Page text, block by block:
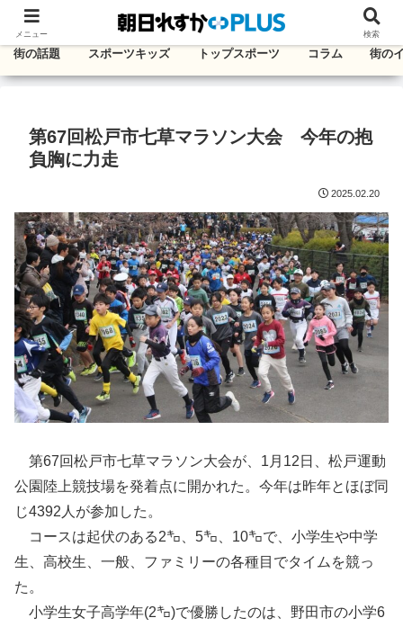
千葉・東葛エリアのタウン情報紙
街の話題 スポーツキッズ トップスポーツ コラム 街の
第67回松戸市七草マラソン大会 今年の抱
負胸に力走
2025.02.20
第67回松戸市七草マラソン大会が、1月12日、松戸運動
公園陸上競技場を発着点に開かれた。今年は昨年とほぼ同
じ4392人が参加した。
コースは起伏のある2㌔、5㌔、10㌔で、小学生や中学
生、高校生、一般、ファミリーの各種目でタイムを競っ
た。
小学生女子高学年(2㌔)で優勝したのは、野田市の小学6
メニュー 検索